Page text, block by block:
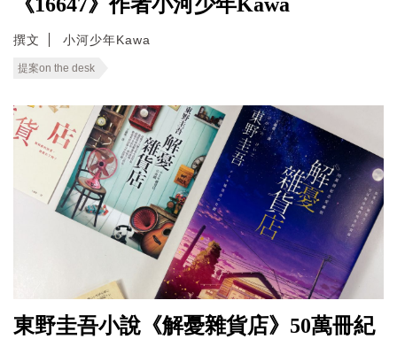
撰文 小河少年Kawa
提案on the desk
東野圭吾小說《解憂雜貨店》50萬冊紀